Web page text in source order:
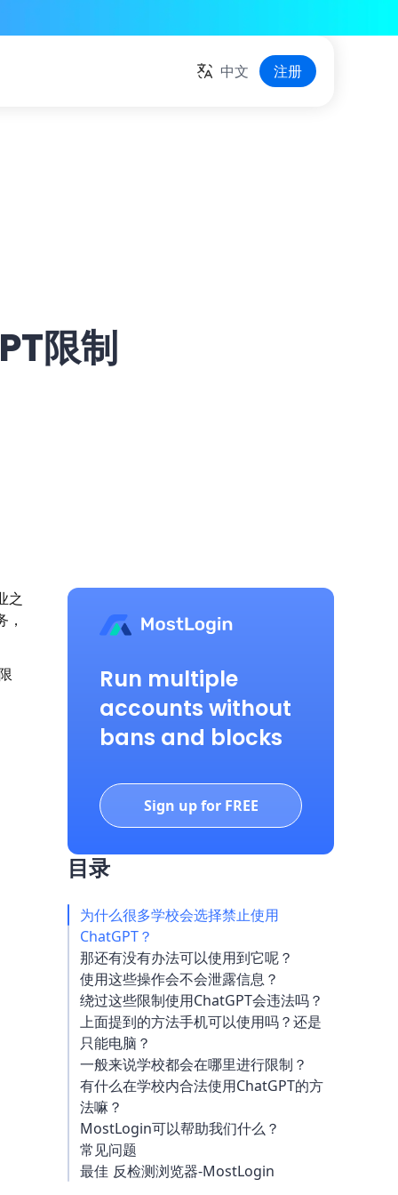
中文 注册
限制
之
Run multiple
accounts without
bans and blocks
Sign up for FREE
目录
为什么很多学校会选择禁止使用
ChatGPT？
那还有没有办法可以使用到它呢？
使用这些操作会不会泄露信息？
绕过这些限制使用ChatGPT会违法吗？
上面提到的方法手机可以使用吗？还是
只能电脑？
一般来说学校都会在哪里进行限制？
有什么在学校内合法使用ChatGPT的方
法嘛？
MostLogin可以帮助我们什么？
常见问题
最佳 反检测浏览器-MostLogin